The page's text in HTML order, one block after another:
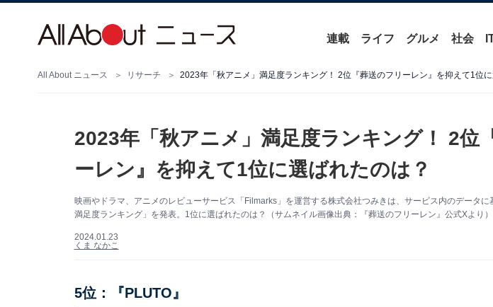
連載 ライフ グルメ 社会
All About ニュース リサーチ 2023年「秋アニメ」満足度ランキング！ 2位『葬送のフリーレン』を抑えて1位
2023年「秋アニメ」満足度ランキング！ 2位
ーレン』を抑えて1位に選ばれたのは？
映画やドラマ、アニメのレビューサービス「Filmarks」を運営する株式会社つみきは、サービス内のデータに
満足度ランキング」を発表。1位に選ばれたのは？（サムネイル画像出典：『葬送のフリーレン』公式Xより）
2024.01.23
くま なかこ
5位：『PLUTO』